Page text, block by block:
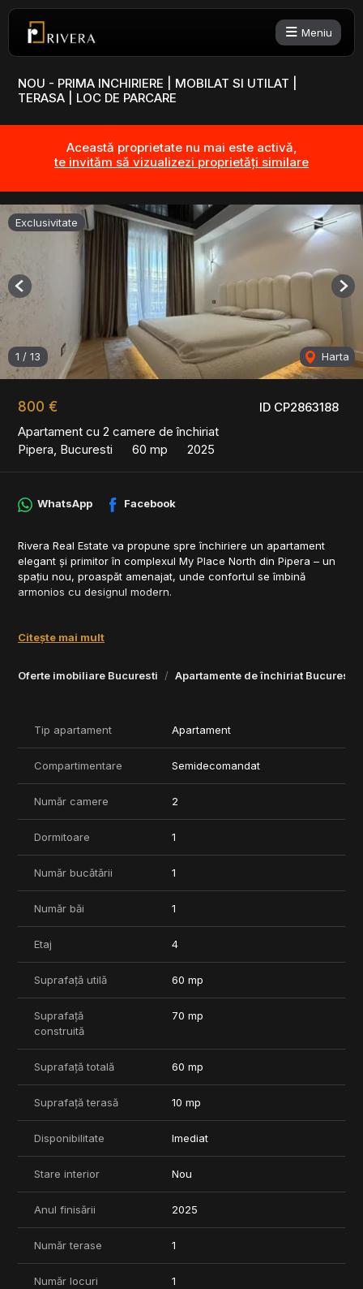
Meniu
NOU - PRIMA INCHIRIERE | MOBILAT SI UTILAT |
TERASA | LOC DE PARCARE
Această proprietate nu mai este activă,
te invităm să vizualizezi proprietăți similare
ID CP2863188
800 €
Apartament cu 2 camere de închiriat
Pipera, Bucuresti
60 mp 2025
Exclusivitate
1 / 13 Harta
Previous
Oferte imobiliare Bucuresti Apartamente de închiriat Bucuresti
WhatsApp Facebook
Rivera Real Estate va propune spre închiriere un apartament
elegant și primitor în complexul My Place North din Pipera – un
spațiu nou, proaspăt amenajat, unde confortul se îmbină
armonios cu designul modern.
transformă acest apartament într-un loc în care te poți simți
stil.
modern și funcțional, ideal pentru un stil de viață urban. În plus,
Este alegerea ideală pentru cei care își doresc un apartament
nou, elegant și bine poziționat, într-un complex modern din
📞 Pentru detalii și programarea unei vizionări, contactează
echipa Rivera Real Estate.
Citește mai mult
Tip apartament Apartament
Compartimentare Semidecomandat
Număr camere 2
Dormitoare 1
Număr bucătării 1
Număr băi 1
Etaj 4
Suprafață utilă 60 mp
Suprafață
construită
70 mp
Suprafață totală 60 mp
Suprafață terasă 10 mp
Disponibilitate Imediat
Stare interior Nou
Anul finisării 2025
Număr terase 1
Număr locuri
1